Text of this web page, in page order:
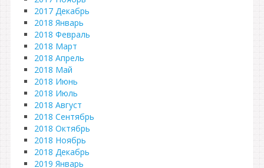
2017 Декабрь
2018 Январь
2018 Февраль
2018 Март
2018 Апрель
2018 Май
2018 Июнь
2018 Июль
2018 Август
2018 Сентябрь
2018 Октябрь
2018 Ноябрь
2018 Декабрь
2019 Январь